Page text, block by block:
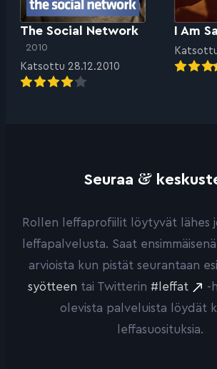
The Social Network
2010
Katsottu 28.12.2010
I Am
Seuraa &
Rollen leffaprofiilit löytyvät lähes
leffapalvelusta. Saat
arvioista kun pistät seurantaan
syötteen tai Twitterin #leffat
-
olevista palveluista löydät
leffasuosituksia.